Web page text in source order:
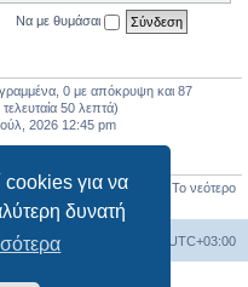
cookies για να
δυνατή
Να με θυμάσαι
0 με απόκρυψη και 87
50 λεπτά)
2026 12:45 pm
656• Σύνολο μελών
• Το νεότερο
Όλοι οι χρόνοι είναι UTC+03:00
Software © phpBB Limited